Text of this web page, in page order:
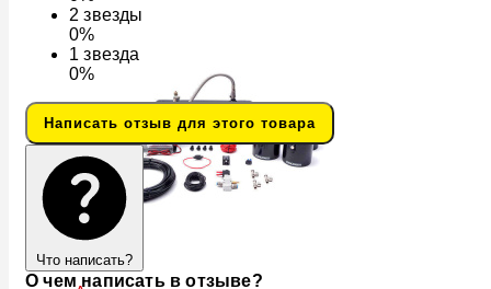
2звезды
0%
1звезда
0%
Написать отзыв для этого товара
Что написать?
О чем написать в отзыве?